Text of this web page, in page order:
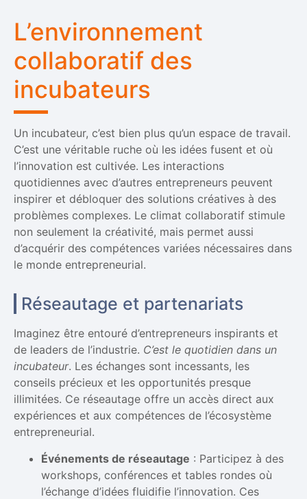
L’environnement
collaboratif des
incubateurs
Un incubateur, c’est bien plus qu’un espace de travail.
C’est une véritable ruche où les idées fusent et où
l’innovation est cultivée. Les interactions
quotidiennes avec d’autres entrepreneurs peuvent
inspirer et débloquer des solutions créatives à des
problèmes complexes. Le climat collaboratif stimule
non seulement la créativité, mais permet aussi
d’acquérir des compétences variées nécessaires dans
le monde entrepreneurial.
Réseautage et partenariats
Imaginez être entouré d’entrepreneurs inspirants et
de leaders de l’industrie. C’est le quotidien dans un
incubateur. Les échanges sont incessants, les
conseils précieux et les opportunités presque
illimitées. Ce réseautage offre un accès direct aux
expériences et aux compétences de l’écosystème
entrepreneurial.
Événements de réseautage : Participez à des
workshops, conférences et tables rondes où
l’échange d’idées fluidifie l’innovation. Ces